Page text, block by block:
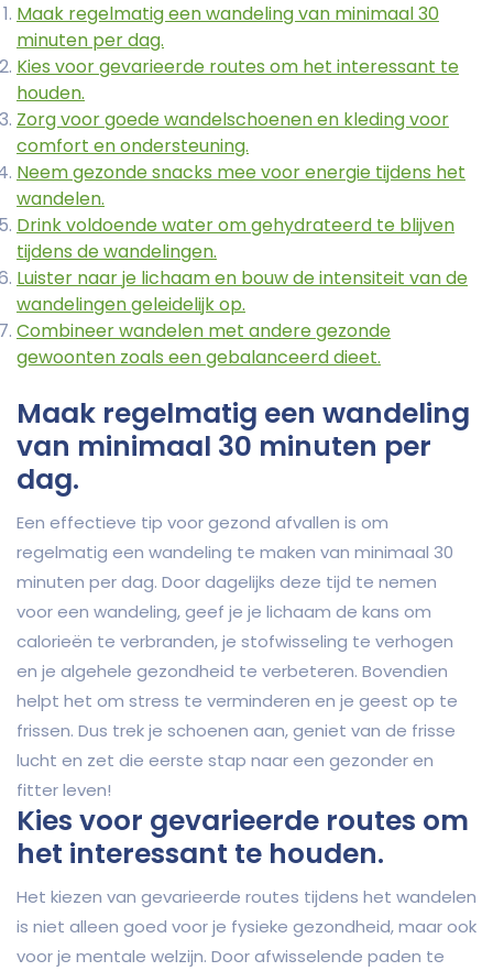
Maak regelmatig een wandeling van minimaal 30
minuten per dag.
Kies voor gevarieerde routes om het interessant te
houden.
Zorg voor goede wandelschoenen en kleding voor
comfort en ondersteuning.
Neem gezonde snacks mee voor energie tijdens het
wandelen.
Drink voldoende water om gehydrateerd te blijven
tijdens de wandelingen.
Luister naar je lichaam en bouw de intensiteit van de
wandelingen geleidelijk op.
Combineer wandelen met andere gezonde
gewoonten zoals een gebalanceerd dieet.
Maak regelmatig een wandeling
van minimaal 30 minuten per
dag.
Een effectieve tip voor gezond afvallen is om
regelmatig een wandeling te maken van minimaal 30
minuten per dag. Door dagelijks deze tijd te nemen
voor een wandeling, geef je je lichaam de kans om
calorieën te verbranden, je stofwisseling te verhogen
en je algehele gezondheid te verbeteren. Bovendien
helpt het om stress te verminderen en je geest op te
frissen. Dus trek je schoenen aan, geniet van de frisse
lucht en zet die eerste stap naar een gezonder en
fitter leven!
Kies voor gevarieerde routes om
het interessant te houden.
Het kiezen van gevarieerde routes tijdens het wandelen
is niet alleen goed voor je fysieke gezondheid, maar ook
voor je mentale welzijn. Door afwisselende paden te